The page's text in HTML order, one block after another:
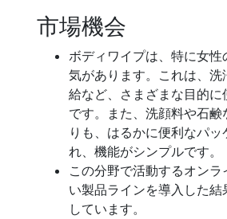
市場機会
ボディワイプは、特に女性
気があります。これは、洗
給など、さまざまな目的に
です。また、洗顔料や石鹸
りも、はるかに便利なパッ
れ、機能がシンプルです。
この分野で活動するオンラ
い製品ラインを導入した結
しています。